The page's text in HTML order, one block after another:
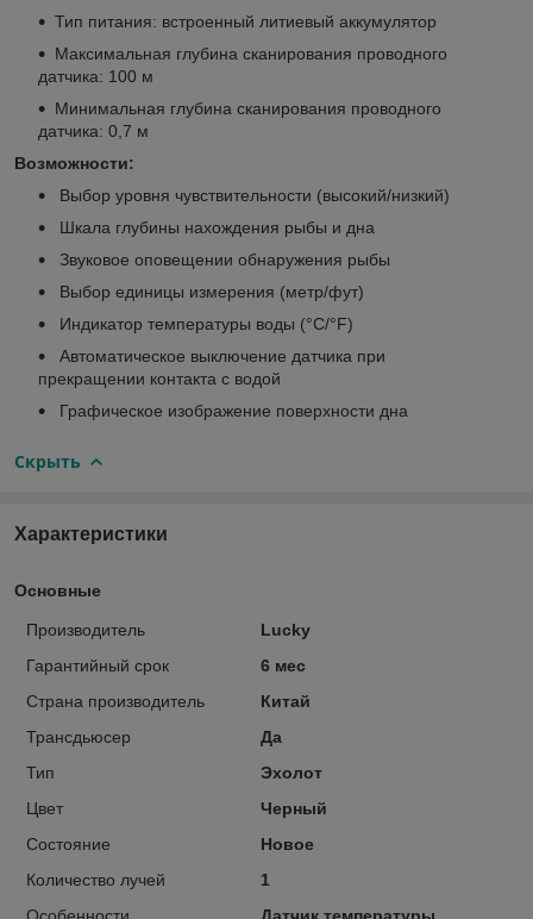
Тип питания: встроенный литиевый аккумулятор​
Максимальная глубина сканирования проводного
датчика: 100 м​
Минимальная глубина сканирования проводного
датчика: 0,7 м​
Возможности:
Выбор уровня чувствительности (высокий/низкий)​
Шкала глубины нахождения рыбы и дна​
Звуковое оповещении обнаружения рыбы​
Выбор единицы измерения (метр/фут)​
Индикатор температуры воды (°С/°F)​
Автоматическое выключение датчика при
прекращении контакта с водой​
Графическое изображение поверхности дна​
Скрыть
Характеристики
Основные
Производитель
Lucky
Гарантийный срок
6 мес
Страна производитель
Китай
Трансдьюсер
Да
Тип
Эхолот
Цвет
Черный
Состояние
Новое
Количество лучей
1
Особенности
Датчик температуры,